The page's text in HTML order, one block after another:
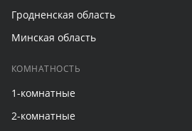
Гродненская область
Минская область
КОМНАТНОСТЬ
1-комнатные
2-комнатные